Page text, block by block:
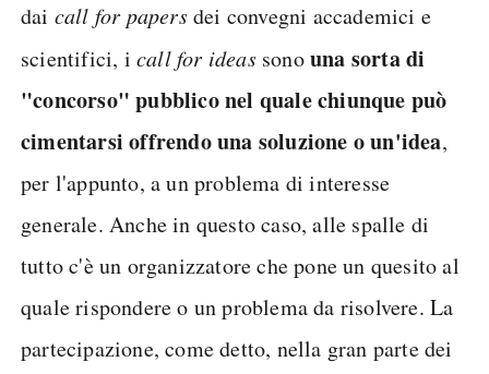
dai call for papersdei convegni accademici e
scientifici, i call for ideassonouna sorta di
"concorso" pubblico nel quale chiunque può
cimentarsi offrendo una soluzione o un'idea,
per l'appunto, a un problema di interesse
generale. Anche in questo caso, alle spalle di
tutto c'è un organizzatore che pone un quesito al
quale rispondere o un problema da risolvere. La
partecipazione, come detto, nella gran parte dei